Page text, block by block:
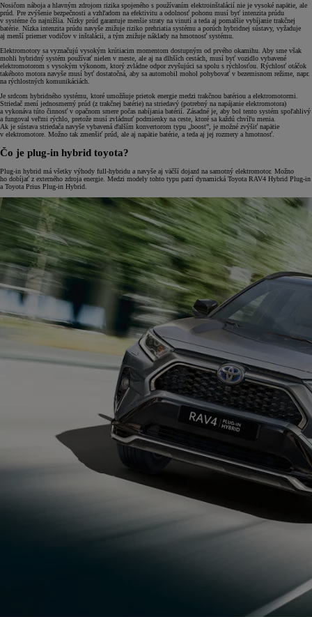
Nosičom náboja a hlavným zdrojom rizika spojeného s používaním elektroinštalácií nie je vysoké napätie, ale
prúd. Pre zvýšenie bezpečnosti a vzhľadom na efektivitu a odolnosť pohonu musí byť intenzita prúdu
v systéme čo najnižšia. Nízky prúd garantuje menšie straty na vinutí a teda aj pomalšie vybíjanie trakčnej
batérie. Nízka intenzita prúdu navyše znižuje riziko prehriatia systému a porúch hybridnej sústavy, vyžaduje
aj menší priemer vodičov v inštalácii, a tým znižuje náklady na hmotnosť systému.
Elektromotory sa vyznačujú vysokým krútiacim momentom dostupným od prvého okamihu. Aby sme však
mohli hybridný systém používať nielen v meste, ale aj na dlhších cestách, musí byť vozidlo vybavené
elektromotorom s vysokým výkonom, ktorý zvládne odpor zvyšujúci sa spolu s rýchlosťou. Rýchlosť otáčok
takéhoto motora navyše musí byť dostatočná, aby sa automobil mohol pohybovať v bezemisnom režime, napr.
na rýchlostných komunikáciách.
Je srdcom hybridného systému, ktoré umožňuje prietok energie medzi trakčnou batériou a elektromotormi.
Striedač mení jednosmerný prúd (z trakčnej batérie) na striedavý (potrebný na napájanie elektromotora)
a vykonáva túto činnosť v opačnom smere počas nabíjania batérií. Zásadné je, aby bol tento systém spoľahlivý
a fungoval veľmi rýchlo, pretože musí zvládnuť podmienky na ceste, ktoré sa každú chvíľu menia.
Ak je sústava striedača navyše vybavená ďalším konvertorom typu „boost”, je možné zvýšiť napätie
v elektromotore. Možno tak zmenšiť prúd, ale aj napätie batérie, a teda aj jej rozmery a hmotnosť.
Čo je plug-in hybrid toyota?
Plug-in hybrid má všetky výhody full-hybridu a navyše aj väčší dojazd na samotný elektromotor. Možno
ho dobíjať z externého zdroja energie. Medzi modely tohto typu patrí dynamická Toyota RAV4 Hybrid Plug-in
a Toyota Prius Plug-in Hybrid.